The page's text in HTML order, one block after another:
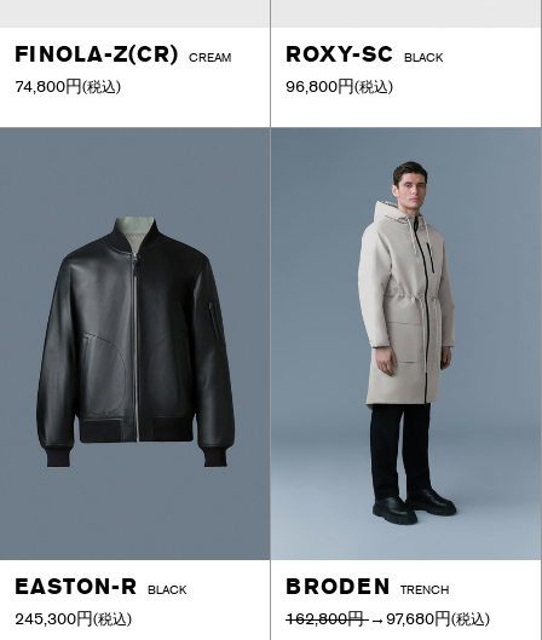
FINOLA-Z(CR) CREAM
74,800円(税込)
ROXY-SC BLACK
96,800円(税込)
EASTON-R BLACK
245,300円(税込)
BRODEN TRENCH
162,800円→97,680円(税込)